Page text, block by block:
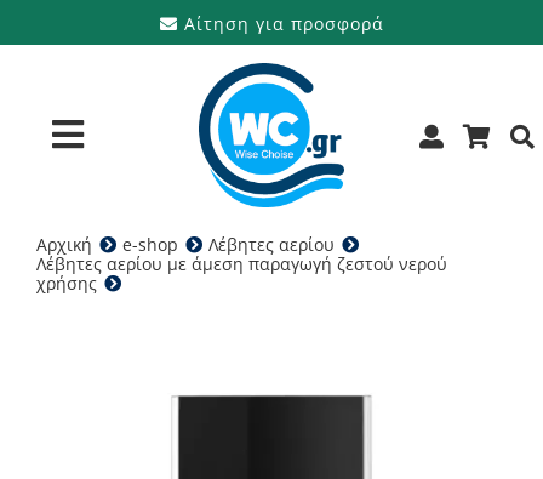
στο
Αίτηση για προσφορά
Toggle
Navigation
Προϊόντα
Αρχική e-shop
Λέβητες αερίου
Λέβητες αερίου με άμεση παραγωγή ζεστού νερού
χρήσης